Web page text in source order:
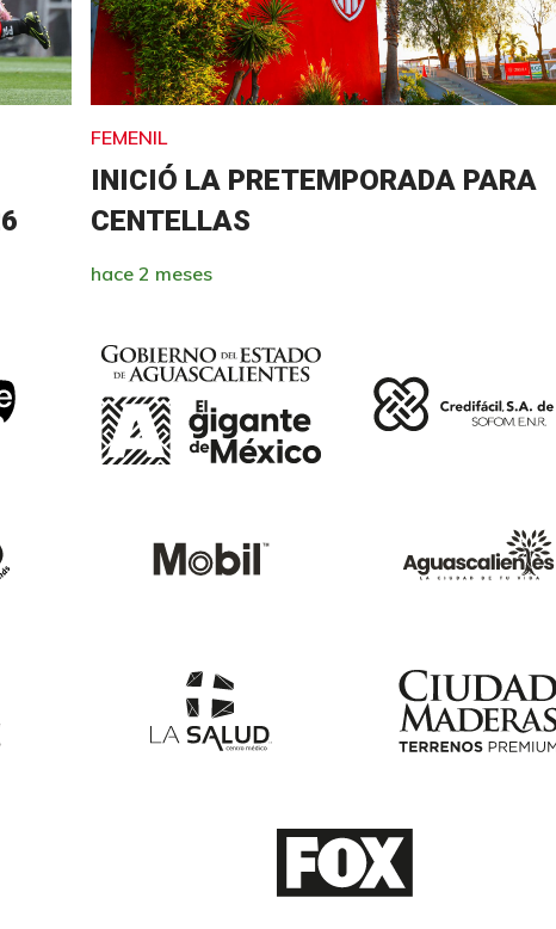
FEMENIL
INICIÓ LA PRETEMPORADA PARA
CENTELLAS
hace 2 meses